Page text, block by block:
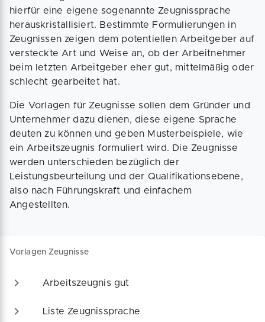
hierfür eine eigene sogenannte Zeugnissprache
herauskristallisiert. Bestimmte Formulierungen in
Zeugnissen zeigen dem potentiellen Arbeitgeber auf
versteckte Art und Weise an, ob der Arbeitnehmer
beim letzten Arbeitgeber eher gut, mittelmäßig oder
schlecht gearbeitet hat.
Die Vorlagen für Zeugnisse sollen dem Gründer und
Unternehmer dazu dienen, diese eigene Sprache
deuten zu können und geben Musterbeispiele, wie
ein Arbeitszeugnis formuliert wird. Die Zeugnisse
werden unterschieden bezüglich der
Leistungsbeurteilung und der Qualifikationsebene,
also nach Führungskraft und einfachem
Angestellten.
Vorlagen Zeugnisse
Arbeitszeugnis gut
Liste Zeugnissprache